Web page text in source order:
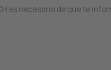
es necesario de que te